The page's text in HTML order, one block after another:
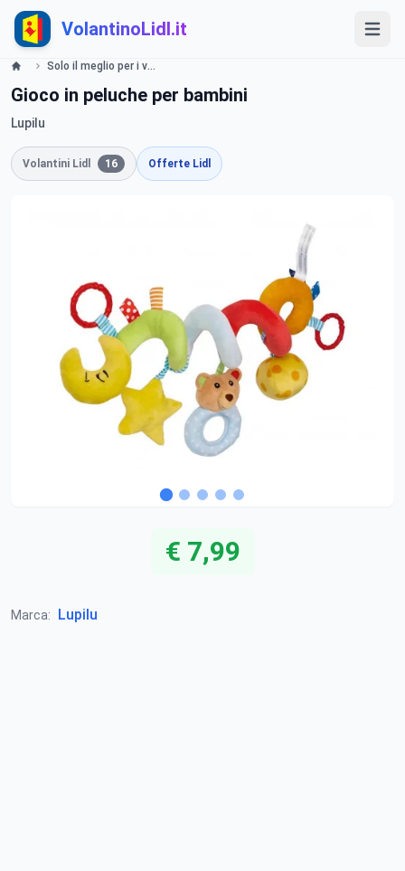
VolantinoLidl.it
Solo il meglio per i vostri bimbi Lidl
Gioco in peluche per bambini
Lupilu
Volantini Lidl 16 Offerte Lidl
€ 7,99
Marca: Lupilu